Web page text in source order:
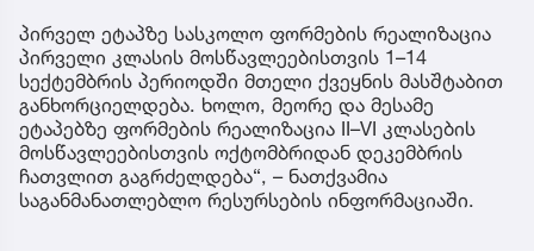
პირველ ეტაპზე სასკოლო ფორმების რეალიზაცია
პირველი კლასის მოსწავლეებისთვის 1–14
სექტემბრის პერიოდში მთელი ქვეყნის მასშტაბით
განხორციელდება. ხოლო, მეორე და მესამე
ეტაპებზე ფორმების რეალიზაცია II–VI კლასების
მოსწავლეებისთვის ოქტომბრიდან დეკემბრის
ჩათვლით გაგრძელდება“, – ნათქვამია
საგანმანათლებლო რესურსების ინფორმაციაში.